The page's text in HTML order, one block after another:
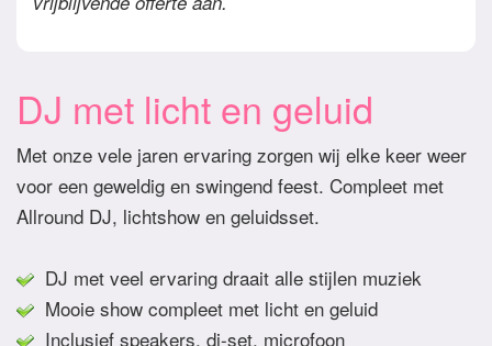
DJ met licht en geluid
Met onze vele jaren ervaring zorgen wij elke keer weer
voor een geweldig en swingend feest. Compleet met
Allround DJ, lichtshow en geluidsset.
DJ met veel ervaring draait alle stijlen muziek
Mooie show compleet met licht en geluid
Inclusief speakers, dj-set, microfoon